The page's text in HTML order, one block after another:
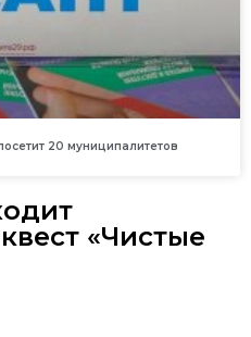
20 муниципалитетов
«Чистые